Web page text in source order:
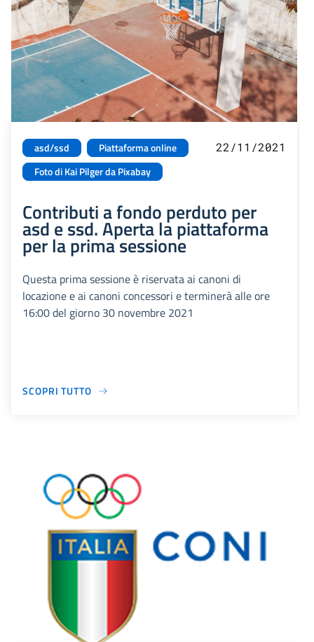
asd/ssd
Piattaforma online
Foto di Kai Pilger da Pixabay
22/11/2021
Contributi a fondo perduto per
asd e ssd. Aperta la piattaforma
per la prima sessione
Questa prima sessione è riservata ai canoni di
locazione e ai canoni concessori e terminerà alle ore
16:00 del giorno 30 novembre 2021
SCOPRI TUTTO